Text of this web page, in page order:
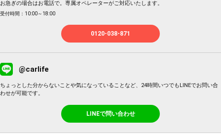
お急ぎの場合はお電話で。専属オペレーターがご対応いたします。
受付時間：10:00～18:00
0120-038-871
@carlife
ちょっとした分からないことや気になっていることなど、24時間いつでもLINEでお問い合
わせが可能です。
LINEで問い合わせ